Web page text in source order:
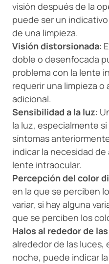
visión después de la
puede ser un
de una limpieza.
Visión distorsionada:
doble o desenfocada
problema con la lente
requerir una limpieza
adicional.
Sensibilidad a la luz:
la luz, especialmente
síntomas
indicar la necesidad
lente intraocular.
Percepción del color
en la que se perciben
variar, si hay alguna
que se perciben los
Halos al rededor de
alrededor de las luces,
noche, puede indicar